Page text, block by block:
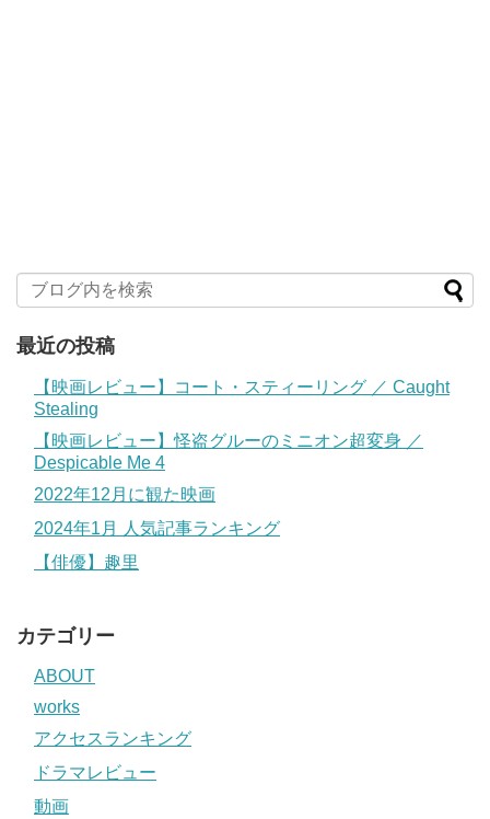
最近の投稿
【映画レビュー】コート・スティーリング ／ Caught
Stealing
【映画レビュー】怪盗グルーのミニオン超変身 ／
Despicable Me 4
2022年12月に観た映画
2024年1月 人気記事ランキング
【俳優】趣里
カテゴリー
ABOUT
works
アクセスランキング
ドラマレビュー
動画